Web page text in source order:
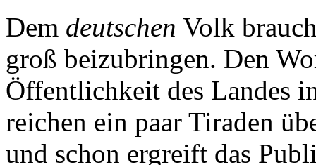
Dem deutschen Volk
groß beizubringen. Den
Öffentlichkeit des Landes
reichen ein paar Tiraden
und schon ergreift das